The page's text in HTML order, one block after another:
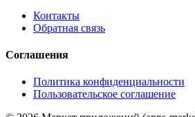
Контакты
Обратная связь
Соглашения
Политика конфиденциальности
Пользовательское соглашение